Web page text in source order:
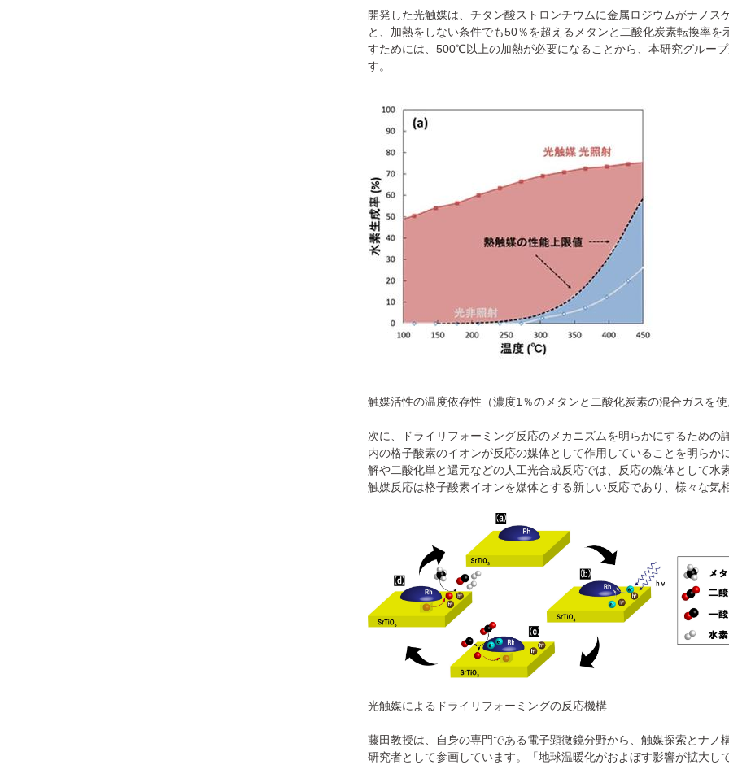
開発した光触媒は、チタン酸ストロンチウムに金属ロジウムがナノス
と、加熱をしない条件でも50％を超えるメタンと二酸化炭素転換率
すためには、500℃以上の加熱が必要になることから、本研究グルー
す。
触媒活性の温度依存性（濃度1％のメタンと二酸化炭素の混合ガスを使
次に、ドライリフォーミング反応のメカニズムを明らかにするための
内の格子酸素のイオンが反応の媒体として作用していることを明らか
解や二酸化単と還元などの人工光合成反応では、反応の媒体として水
触媒反応は格子酸素イオンを媒体とする新しい反応であり、様々な気
光触媒によるドライリフォーミングの反応機構
藤田教授は、自身の専門である電子顕微鏡分野から、触媒探索とナノ
研究者として参画しています。「地球温暖化がおよぼす影響が拡大し